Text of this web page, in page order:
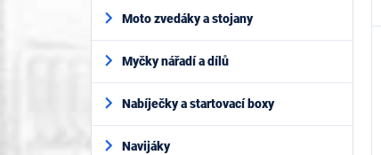
Moto zvedáky a stojany
Myčky nářadí a dílů
Nabíječky a startovací boxy
Navijáky